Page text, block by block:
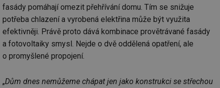
fasády pomáhají omezit přehřívání domu. Tím se snižuje
potřeba chlazení a vyrobená elektřina může být využita
efektivněji. Právě proto dává kombinace provětrávané fasády
a fotovoltaiky smysl. Nejde o dvě oddělená opatření, ale
o promyšlené propojení.
„Dům dnes nemůžeme chápat jen jako konstrukci se střechou